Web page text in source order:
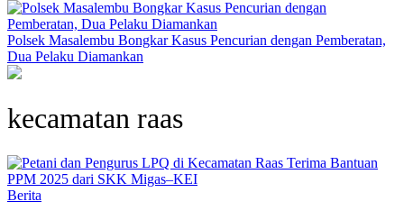
Polsek Masalembu Bongkar Kasus Pencurian dengan Pemberatan,
Dua Pelaku Diamankan
kecamatan raas
Berita